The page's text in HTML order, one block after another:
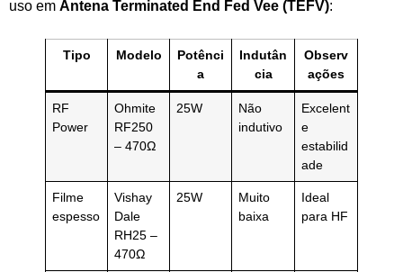
uso em Antena Terminated End Fed Vee (TEFV):
Tipo Modelo
Potênci
a
Indutân
cia
Observ
ações
RF
Power
Ohmite
RF250
– 470Ω
25W
Não
indutivo
Excelent
e
estabilid
ade
Filme
espesso
Vishay
Dale
RH25 –
470Ω
25W
Muito
baixa
Ideal
para HF